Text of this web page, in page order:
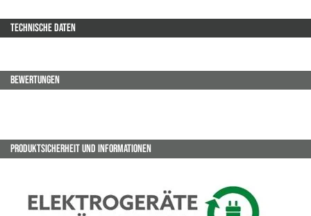
TECHNISCHE DATEN
BEWERTUNGEN
PRODUKTSICHERHEIT UND INFORMATIONEN